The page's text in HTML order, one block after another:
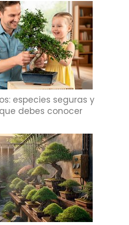
especies seguras y
debes conocer